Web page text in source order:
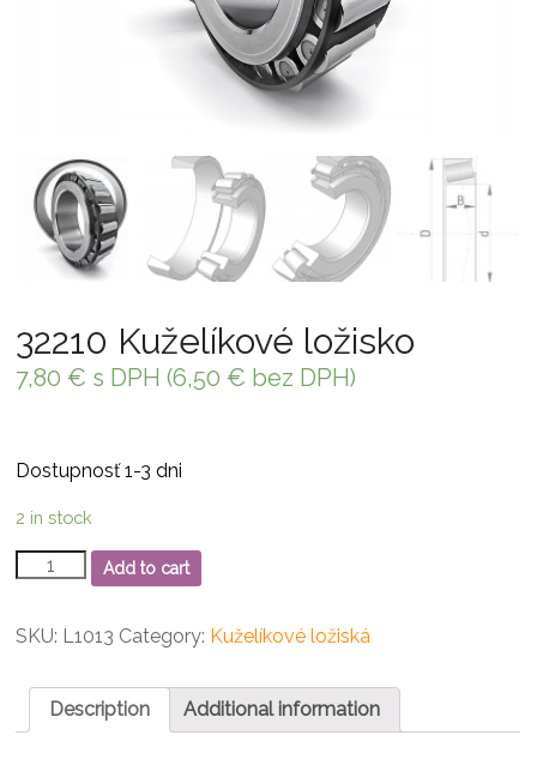
32210 Kuželíkové ložisko
7,80 € s DPH (6,50 € bez DPH)
Dostupnosť 1-3 dni
2 in stock
32210
Kuželíkové
quantity
Add to cart
SKU: L1013 Category: Kuželíkové ložiská
Description Additional information